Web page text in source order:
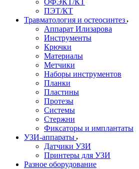
ОФЭКТ/КТ
ПЭТ/КТ
Травматология и остеосинтез
Аппарат Илизарова
Инструменты
Крючки
Материалы
Метчики
Наборы инструментов
Планки
Пластины
Протезы
Системы
Стержни
Фиксаторы и имплантаты
УЗИ-аппараты
Датчики УЗИ
Принтеры для УЗИ
Разное оборудование